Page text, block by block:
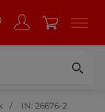
IN: 26676-2